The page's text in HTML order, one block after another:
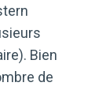
Bien
de